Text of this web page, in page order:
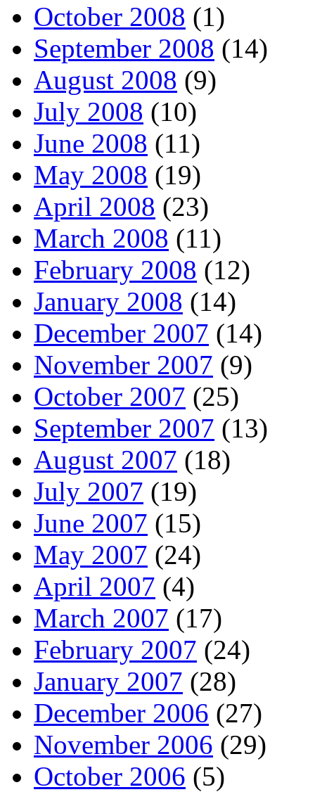
October 2008 (1)
September 2008 (14)
August 2008 (9)
July 2008 (10)
June 2008 (11)
May 2008 (19)
April 2008 (23)
March 2008 (11)
February 2008 (12)
January 2008 (14)
December 2007 (14)
November 2007 (9)
October 2007 (25)
September 2007 (13)
August 2007 (18)
July 2007 (19)
June 2007 (15)
May 2007 (24)
April 2007 (4)
March 2007 (17)
February 2007 (24)
January 2007 (28)
December 2006 (27)
November 2006 (29)
October 2006 (5)